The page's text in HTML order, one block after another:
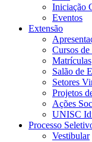
Iniciação
Eventos
Extensão
Cursos
Matrículas
Salão de
Setores
Projetos
Ações
UNISC
Processo
Vestibular